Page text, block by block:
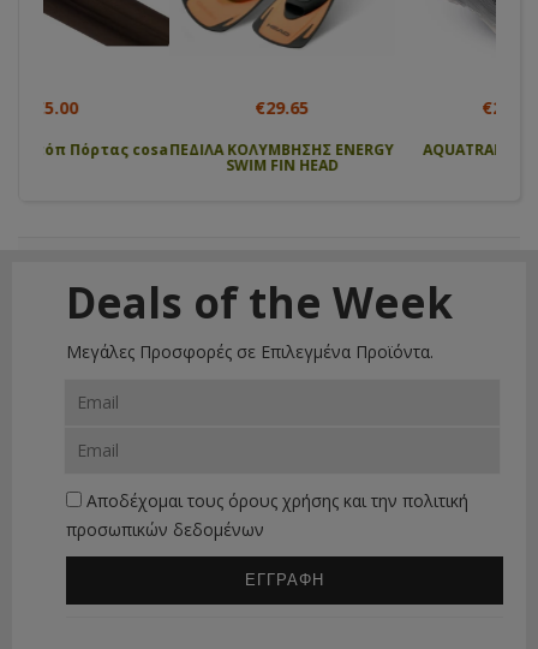
ΠΕΔΙΛΑ ΚΟΛΥΜΒΗΣΗΣ ENERGY
SWIM FIN HEAD
AQUATRAINER Μ/ΜΠΛΕ
Deals of the Week
Μεγάλες Προσφορές σε Επιλεγμένα Προϊόντα.
Αποδέχομαι τους όρους χρήσης και την πολιτική
προσωπικών δεδομένων
ΕΓΓΡΑΦΗ